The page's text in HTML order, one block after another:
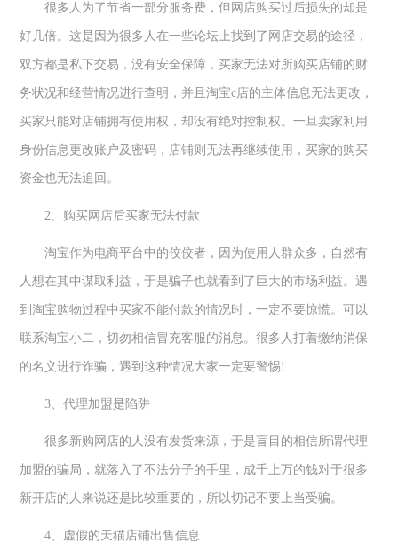
很多人为了节省一部分服务费，但网店购买过后损失的却是
好几倍。这是因为很多人在一些论坛上找到了网店交易的途径，
双方都是私下交易，没有安全保障，买家无法对所购买店铺的财
务状况和经营情况进行查明，并且淘宝c店的主体信息无法更改，
买家只能对店铺拥有使用权，却没有绝对控制权。一旦卖家利用
身份信息更改账户及密码，店铺则无法再继续使用，买家的购买
资金也无法追回。
2、 购买网店后买家无法付款
淘宝作为电商平台中的佼佼者，因为使用人群众多，自然有
人想在其中谋取利益，于是骗子也就看到了巨大的市场利益。遇
到淘宝购物过程中买家不能付款的情况时，一定不要惊慌。可以
联系淘宝小二，切勿相信冒充客服的消息。很多人打着缴纳消保
的名义进行诈骗，遇到这种情况大家一定要警惕!
3、代理加盟是陷阱
很多新购网店的人没有发货来源，于是盲目的相信所谓代理
加盟的骗局，就落入了不法分子的手里，成千上万的钱对于很多
新开店的人来说还是比较重要的，所以切记不要上当受骗。
4、虚假的天猫店铺出售信息